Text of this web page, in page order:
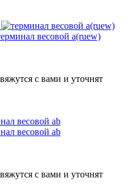
с вами и уточнят
с вами и уточнят